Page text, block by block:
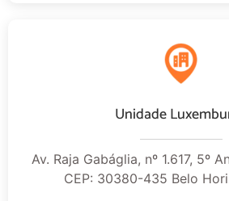
Unidade
Av. Raja Gabáglia, nº 1.617, 5º
CEP: 30380-435 Belo